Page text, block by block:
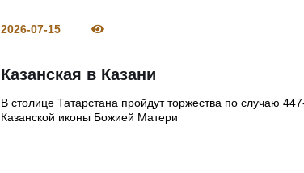
2026-07-15
Казанская в Казани
В столице Татарстана пройдут торжества по случаю
Казанской иконы Божией Матери